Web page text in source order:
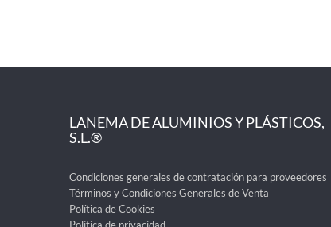
LANEMA DE ALUMINIOS Y PLÁSTICOS,
S.L.®
Condiciones generales de contratación para proveedores
Términos y Condiciones Generales de Venta
Política de Cookies